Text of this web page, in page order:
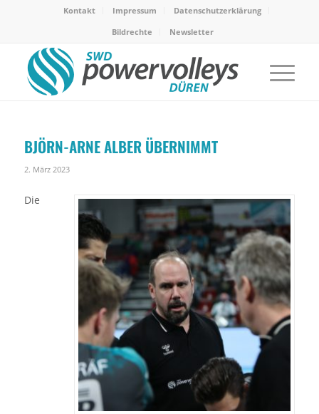
Kontakt Impressum
Datenschutzerklärung
Bildrechte
Newsletter
BJÖRN-ARNE ALBER ÜBERNIMMT
2. März 2023
Die